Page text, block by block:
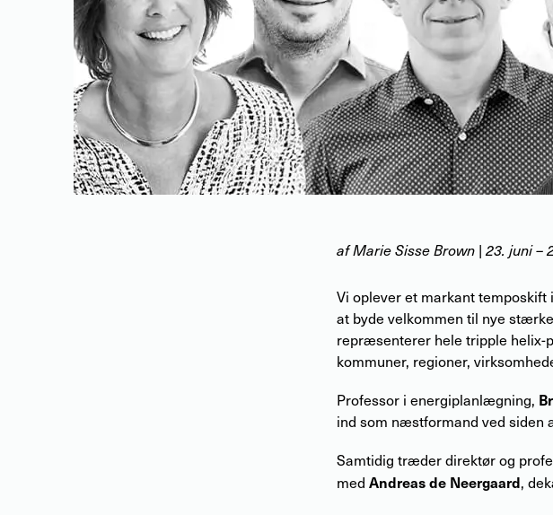
afMarie Sisse Brown|23. juni –
Vi oplever et markant
at byde velkommen til nye
repræsenterer hele tripple helix-
kommuner, regioner,
Professor i energiplanlægning,
ind som næstformand ved siden
Samtidig træder direktør og
med Andreas de Neergaard,